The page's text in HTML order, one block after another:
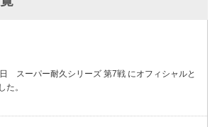
スーパー耐久シリーズ 第7戦 にオフィシャルと
た。